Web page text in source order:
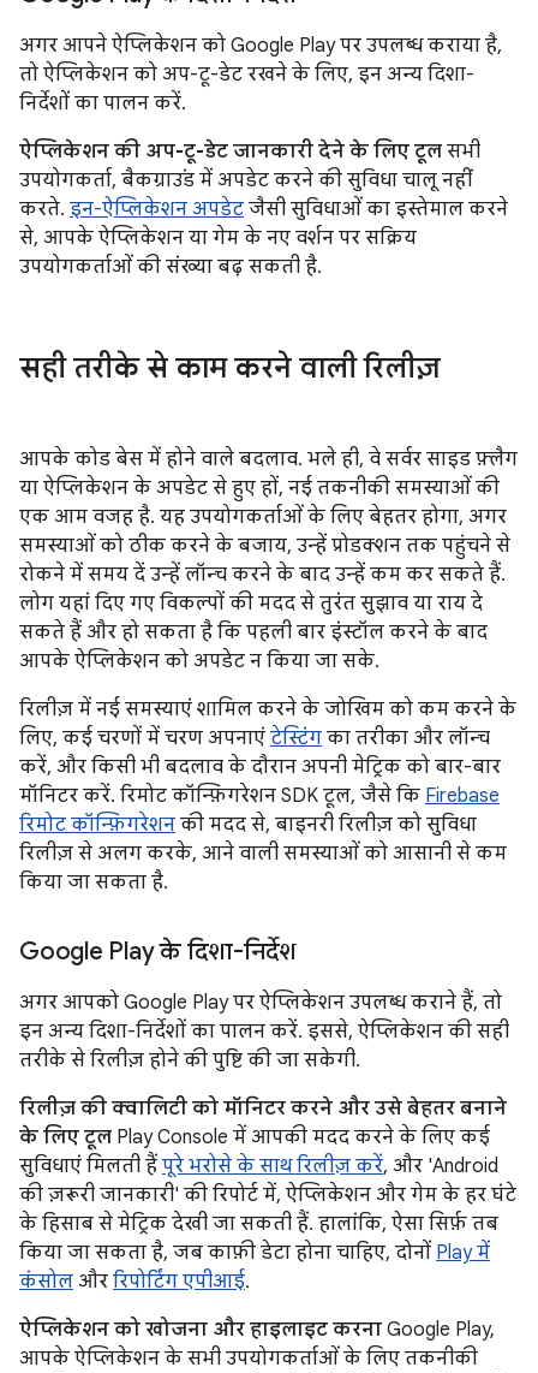
अगर आपने ऐप्लिकेशन को Google Play पर उपलब्ध कराया है,
तो ऐप्लिकेशन को अप-टू-डेट रखने के लिए, इन अन्य दिशा-
निर्देशों का पालन करें.
ऐप्लिकेशन की अप-टू-डेट जानकारी देने के लिए टूल सभी
उपयोगकर्ता, बैकग्राउंड में अपडेट करने की सुविधा चालू नहीं
करते. इन-ऐप्लिकेशन अपडेट जैसी सुविधाओं का इस्तेमाल करने
से, आपके ऐप्लिकेशन या गेम के नए वर्शन पर सक्रिय
उपयोगकर्ताओं की संख्या बढ़ सकती है.
सही तरीके से काम करने वाली रिलीज़
आपके कोड बेस में होने वाले बदलाव. भले ही, वे सर्वर साइड फ़्लैग
या ऐप्लिकेशन के अपडेट से हुए हों, नई तकनीकी समस्याओं की
एक आम वजह है. यह उपयोगकर्ताओं के लिए बेहतर होगा, अगर
समस्याओं को ठीक करने के बजाय, उन्हें प्रोडक्शन तक पहुंचने से
रोकने में समय दें उन्हें लॉन्च करने के बाद उन्हें कम कर सकते हैं.
लोग यहां दिए गए विकल्पों की मदद से तुरंत सुझाव या राय दे
सकते हैं और हो सकता है कि पहली बार इंस्टॉल करने के बाद
आपके ऐप्लिकेशन को अपडेट न किया जा सके.
रिलीज़ में नई समस्याएं शामिल करने के जोखिम को कम करने के
लिए, कई चरणों में चरण अपनाएं टेस्टिंग का तरीका और लॉन्च
करें, और किसी भी बदलाव के दौरान अपनी मेट्रिक को बार-बार
मॉनिटर करें. रिमोट कॉन्फ़िगरेशन SDK टूल, जैसे कि Firebase
रिमोट कॉन्फ़िगरेशन की मदद से, बाइनरी रिलीज़ को सुविधा
रिलीज़ से अलग करके, आने वाली समस्याओं को आसानी से कम
किया जा सकता है.
Google Play के दिशा-निर्देश
अगर आपको Google Play पर ऐप्लिकेशन उपलब्ध कराने हैं, तो
इन अन्य दिशा-निर्देशों का पालन करें. इससे, ऐप्लिकेशन की सही
तरीके से रिलीज़ होने की पुष्टि की जा सकेगी.
रिलीज़ की क्वालिटी को मॉनिटर करने और उसे बेहतर बनाने
के लिए टूल Play Console में आपकी मदद करने के लिए कई
सुविधाएं मिलती हैं पूरे भरोसे के साथ रिलीज़ करें, और 'Android
की ज़रूरी जानकारी' की रिपोर्ट में, ऐप्लिकेशन और गेम के हर घंटे
के हिसाब से मेट्रिक देखी जा सकती हैं. हालांकि, ऐसा सिर्फ़ तब
किया जा सकता है, जब काफ़ी डेटा होना चाहिए, दोनों Play में
कंसोल और रिपोर्टिंग एपीआई.
ऐप्लिकेशन को खोजना और हाइलाइट करना Google Play,
आपके ऐप्लिकेशन के सभी उपयोगकर्ताओं के लिए तकनीकी